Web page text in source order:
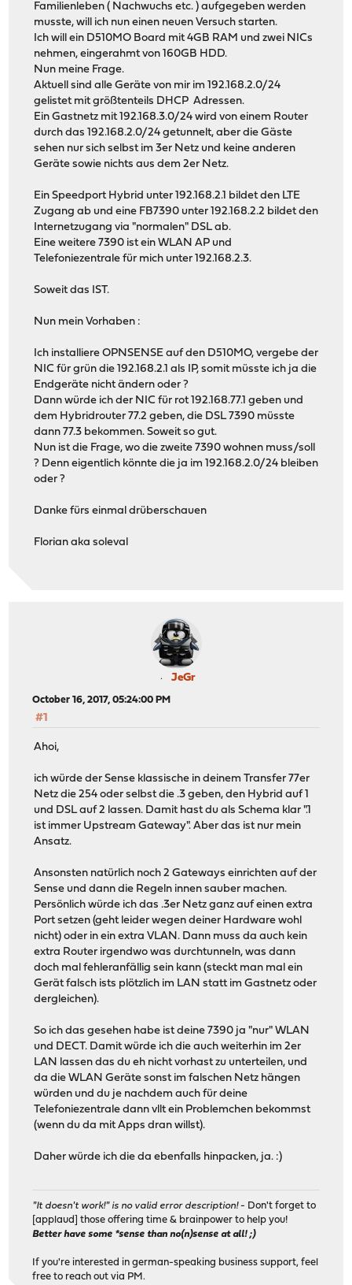
Familienleben ( Nachwuchs etc. ) aufgegeben werden
musste, will ich nun einen neuen Versuch starten.
Ich will ein D510MO Board mit 4GB RAM und zwei NICs
nehmen, eingerahmt von 160GB HDD.
Nun meine Frage.
Aktuell sind alle Geräte von mir im 192.168.2.0/24
gelistet mit größtenteils DHCP Adressen.
Ein Gastnetz mit 192.168.3.0/24 wird von einem Router
durch das 192.168.2.0/24 getunnelt, aber die Gäste
sehen nur sich selbst im 3er Netz und keine anderen
Geräte sowie nichts aus dem 2er Netz.
Ein Speedport Hybrid unter 192.168.2.1 bildet den LTE
Zugang ab und eine FB7390 unter 192.168.2.2 bildet den
Internetzugang via "normalen" DSL ab.
Eine weitere 7390 ist ein WLAN AP und
Telefoniezentrale für mich unter 192.168.2.3.
Soweit das IST.
Nun mein Vorhaben :
Ich installiere OPNSENSE auf den D510MO, vergebe der
NIC für grün die 192.168.2.1 als IP, somit müsste ich ja die
Endgeräte nicht ändern oder ?
Dann würde ich der NIC für rot 192.168.77.1 geben und
dem Hybridrouter 77.2 geben, die DSL 7390 müsste
dann 77.3 bekommen. Soweit so gut.
Nun ist die Frage, wo die zweite 7390 wohnen muss/soll
? Denn eigentlich könnte die ja im 192.168.2.0/24 bleiben
oder ?
Danke fürs einmal drüberschauen
Florian aka soleval
JeGr
October 16, 2017, 05:24:00 PM
#1
Ahoi,
ich würde der Sense klassische in deinem Transfer 77er
Netz die 254 oder selbst die .3 geben, den Hybrid auf 1
und DSL auf 2 lassen. Damit hast du als Schema klar ".1
ist immer Upstream Gateway". Aber das ist nur mein
Ansatz.
Ansonsten natürlich noch 2 Gateways einrichten auf der
Sense und dann die Regeln innen sauber machen.
Persönlich würde ich das .3er Netz ganz auf einen extra
Port setzen (geht leider wegen deiner Hardware wohl
nicht) oder in ein extra VLAN. Dann muss da auch kein
extra Router irgendwo was durchtunneln, was dann
doch mal fehleranfällig sein kann (steckt man mal ein
Gerät falsch ists plötzlich im LAN statt im Gastnetz oder
dergleichen).
So ich das gesehen habe ist deine 7390 ja "nur" WLAN
und DECT. Damit würde ich die auch weiterhin im 2er
LAN lassen das du eh nicht vorhast zu unterteilen, und
da die WLAN Geräte sonst im falschen Netz hängen
würden und du je nachdem auch für deine
Telefoniezentrale dann vllt ein Problemchen bekommst
(wenn du da mit Apps dran willst).
Daher würde ich die da ebenfalls hinpacken, ja. :)
"It doesn't work!" is no valid error description!- Don't forget to
[applaud] those offering time & brainpower to help you!
Better have some *sense than no(n)sense at all! ;)
If you're interested in german-speaking business support, feel
free to reach out via PM.